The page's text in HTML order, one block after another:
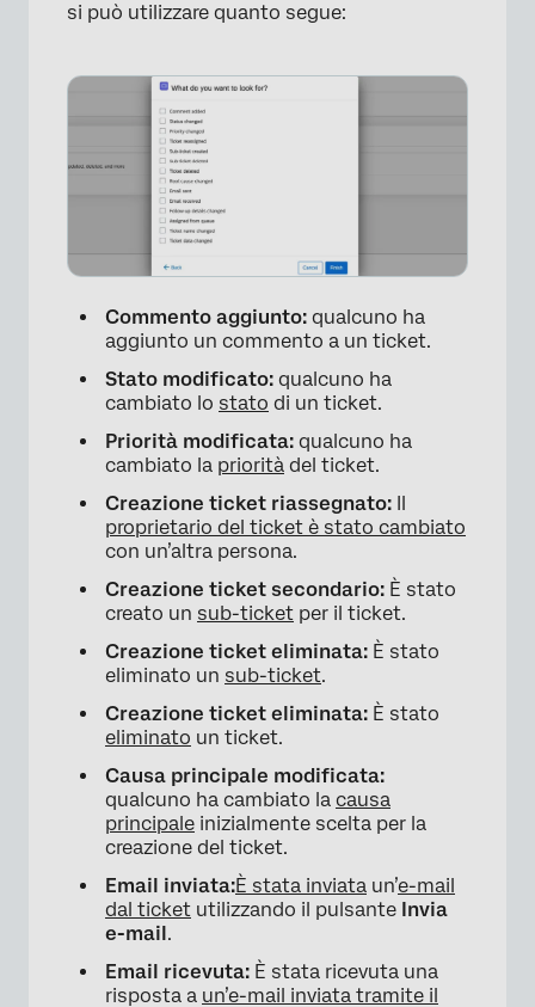
×
si può utilizzare quanto segue:
×
Commento aggiunto: qualcuno ha
aggiunto un commento a un ticket.
Stato modificato: qualcuno ha
cambiato lo stato di un ticket.
Priorità modificata: qualcuno ha
cambiato la priorità del ticket.
Creazione ticket riassegnato:
proprietario del ticket è stato cambiato
con un’altra persona.
Creazione ticket secondario: È stato
creato un sub-ticket per il ticket.
Creazione ticket eliminata: È stato
eliminato un sub-ticket.
Creazione ticket eliminata: È stato
eliminato un ticket.
Causa principale modificata:
qualcuno ha cambiato la causa
principale inizialmente scelta per la
creazione del ticket.
Email inviata:È stata inviata un’e-mail
dal ticket utilizzando il pulsante Invia
e-mail .
Email ricevuta: È stata ricevuta una
risposta a un’e-mail inviata tramite il